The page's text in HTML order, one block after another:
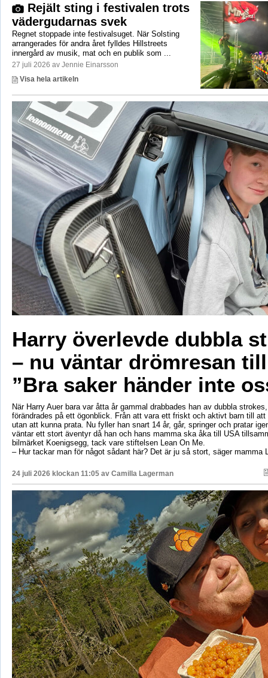
Rejält sting i festivalen trots
vädergudarnas svek
Regnet stoppade inte festivalsuget. När Solsting
arrangerades för andra året fylldes Hillstreets
innergård av musik, mat och en publik som ...
27 juli 2026 av Jennie Einarsson
Visa hela artikeln
Harry överlevde dubbla
– nu väntar drömresan
”Bra saker händer inte
När Harry Auer bara var åtta år gammal drabbades han av dubbla
förändrades på ett ögonblick. Från att vara ett friskt och aktivt barn till
utan att kunna prata. Nu fyller han snart 14 år, går, springer och pratar
väntar ett stort äventyr då han och hans mamma ska åka till USA
bilmärket Koenigsegg, tack vare stiftelsen Lean On Me.
– Hur tackar man för något sådant här? Det är ju så stort, säger mamma
24 juli 2026 klockan 11:05 av Camilla Lagerman